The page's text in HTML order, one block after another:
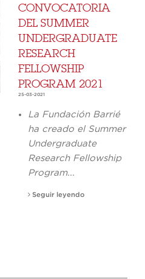
CONVOCATORIA
DEL SUMMER
UNDERGRADUATE
RESEARCH
FELLOWSHIP
PROGRAM 2021
25-03-2021
La Fundación Barrié
ha creado el Summer
Undergraduate
Research Fellowship
Program...
Seguir leyendo